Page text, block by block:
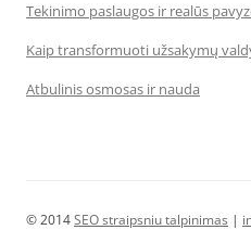
Tekinimo paslaugos ir realūs
Kaip transformuoti užsakymų
Atbulinis osmosas ir nauda
© 2014SEO straipsniu talpinimas |